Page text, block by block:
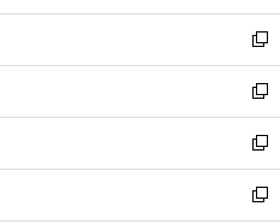
開
く
ウ
で
開
く
ン
ド
ウ
で
開
く
ウ
ィ
ン
ド
ウ
で
開
く
新
し
い
ウ
ィ
ン
ド
新
し
い
ウ
ィ
新
し
い
新